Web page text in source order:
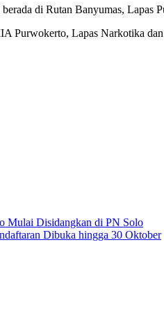
di Rutan Banyumas,
Purwokerto, Lapas Narkotika
Mulai Disidangkan di PN Solo
Dibuka hingga 30 Oktober